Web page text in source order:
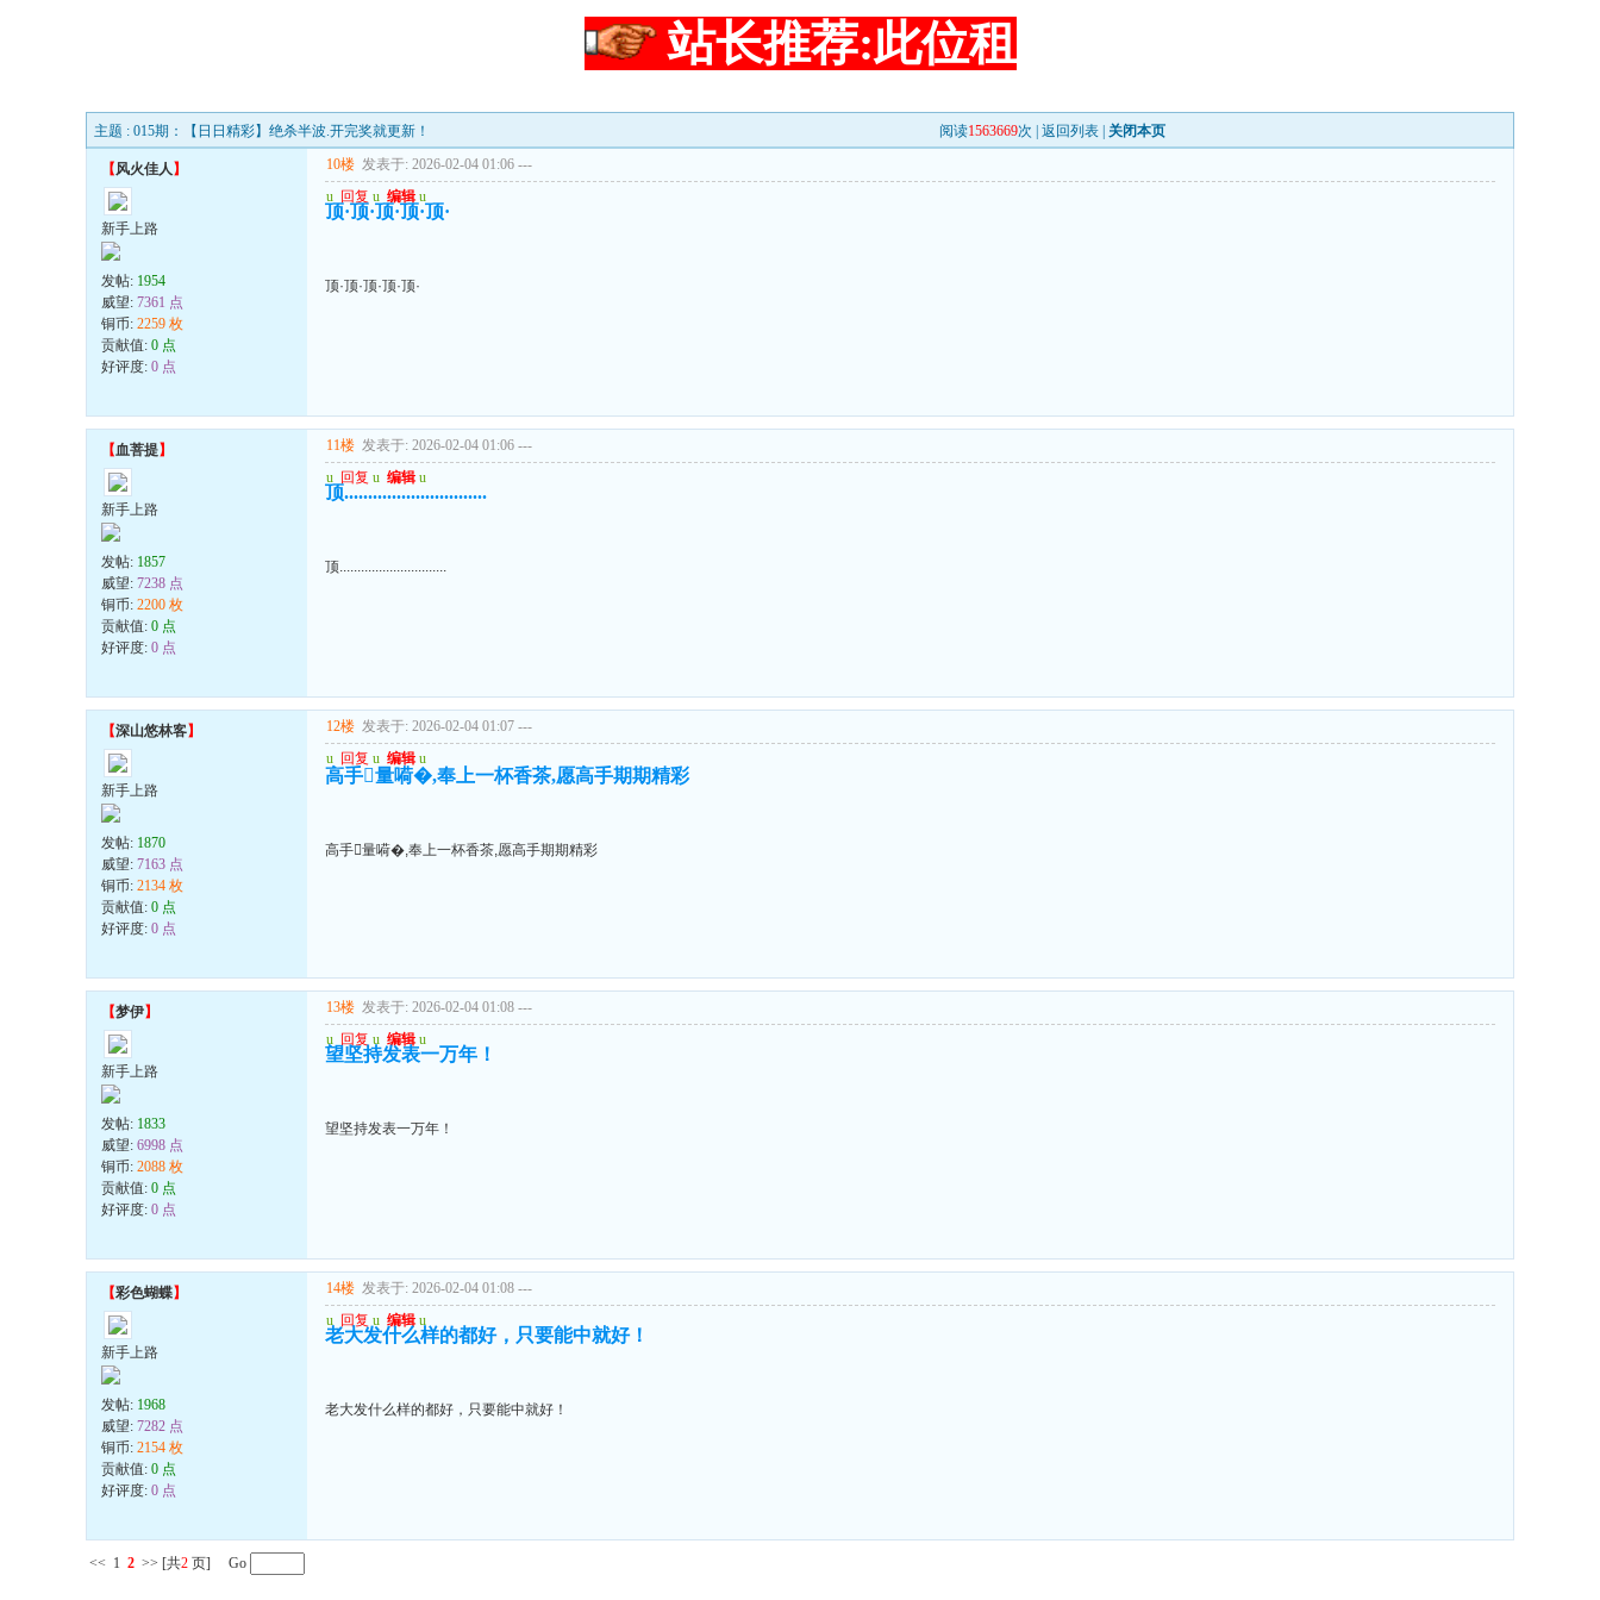
站长推荐:此位租
主题 : 015期：【日日精彩】绝杀半波.开完奖就更新！ 阅读1563669次 | 返回列表 关闭本页
【风火佳人 】
新手上路
发帖: 1954
威望: 7361 点
铜币: 2259 枚
贡献值: 0 点
好评度: 0 点
10楼 发表于: 2026-02-04 01:06 ---
u 回复 u 编辑 u
顶·顶·顶·顶·顶·
顶·顶·顶·顶·顶·
【血菩提】
新手上路
发帖: 1857
威望: 7238 点
铜币: 2200 枚
贡献值: 0 点
好评度: 0 点
11楼 发表于: 2026-02-04 01:06 ---
u 回复 u 编辑 u
顶..............................
顶..............................
【深山悠林客】
新手上路
发帖: 1870
威望: 7163 点
铜币: 2134 枚
贡献值: 0 点
好评度: 0 点
12楼 发表于: 2026-02-04 01:07 ---
u 回复 u 编辑 u
高手量嗬�,奉上一杯香茶,愿高手期期精彩
高手量嗬�,奉上一杯香茶,愿高手期期精彩
【梦伊】
新手上路
发帖: 1833
威望: 6998 点
铜币: 2088 枚
贡献值: 0 点
好评度: 0 点
13楼 发表于: 2026-02-04 01:08 ---
u 回复 u 编辑 u
望坚持发表一万年！
望坚持发表一万年！
【彩色蝴蝶】
新手上路
发帖: 1968
威望: 7282 点
铜币: 2154 枚
贡献值: 0 点
好评度: 0 点
14楼 发表于: 2026-02-04 01:08 ---
u 回复 u 编辑 u
老大发什么样的都好，只要能中就好！
老大发什么样的都好，只要能中就好！
<< 1 2 >> [共2 页] Go